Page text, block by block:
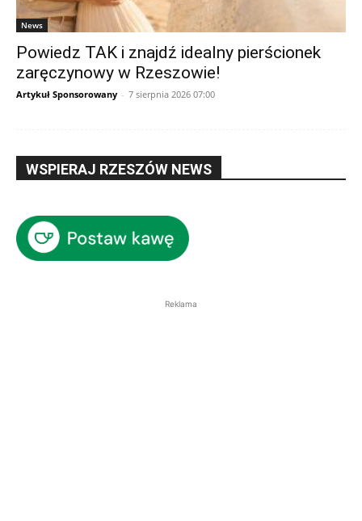
News
Powiedz TAK i znajdź idealny pierścionek
zaręczynowy w Rzeszowie!
Artykuł Sponsorowany - 7 sierpnia 2026 07:00
WSPIERAJ RZESZÓW NEWS
Reklama